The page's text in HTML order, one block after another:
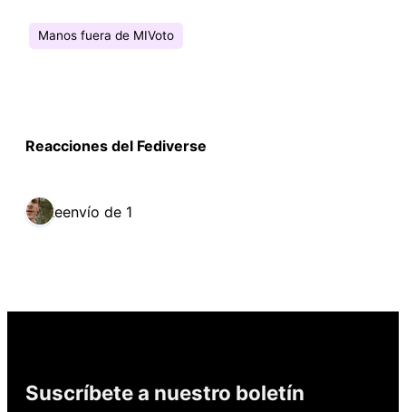
Manos fuera de MIVoto
Reacciones del Fediverse
Reenvío de 1
Suscríbete a nuestro boletín